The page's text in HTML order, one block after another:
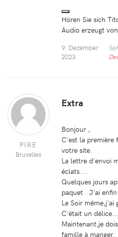
Hören Sie sich
Audio erzeugt
9. Dezember
2023
PIRE
Bruxelles
Extra
Bonjour ,
C'est la première
votre site.
La lettre d'envoi
éclats....
Quelques jours
paquet . J'ai
Le Soir même,j'ai
C'était un délice...
Maintenant,je
famille à manger.